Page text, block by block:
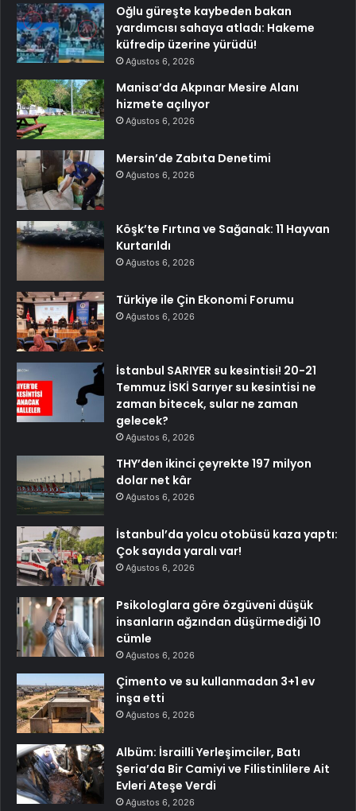
Oğlu güreşte kaybeden bakan
yardımcısı sahaya atladı: Hakeme
küfredip üzerine yürüdü!
Ağustos 6, 2026
Manisa’da Akpınar Mesire Alanı
hizmete açılıyor
Ağustos 6, 2026
Mersin’de Zabıta Denetimi
Ağustos 6, 2026
Köşk’te Fırtına ve Sağanak: 11 Hayvan
Kurtarıldı
Ağustos 6, 2026
Türkiye ile Çin Ekonomi Forumu
Ağustos 6, 2026
İstanbul SARIYER su kesintisi! 20-21
Temmuz İSKİ Sarıyer su kesintisi ne
zaman bitecek, sular ne zaman
gelecek?
Ağustos 6, 2026
THY’den ikinci çeyrekte 197 milyon
dolar net kâr
Ağustos 6, 2026
İstanbul’da yolcu otobüsü kaza yaptı:
Çok sayıda yaralı var!
Ağustos 6, 2026
Psikologlara göre özgüveni düşük
insanların ağzından düşürmediği 10
cümle
Ağustos 6, 2026
Çimento ve su kullanmadan 3+1 ev
inşa etti
Ağustos 6, 2026
Albüm: İsrailli Yerleşimciler, Batı
Şeria’da Bir Camiyi ve Filistinlilere Ait
Evleri Ateşe Verdi
Ağustos 6, 2026